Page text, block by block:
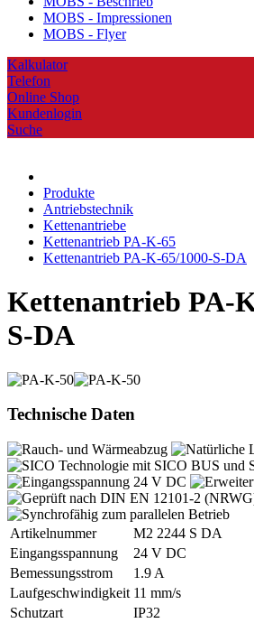
MOBS - Impressionen
MOBS - Flyer
Kalkulator
Telefon
Online Shop
Kundenlogin
Suche
Produkte
Antriebstechnik
Kettenantriebe
Kettenantrieb PA-K-65
Kettenantrieb PA-K-65/1000-S-DA
Kettenantrieb PA-
S-DA
Technische Daten
Artikelnummer
M2 2244 S DA
Eingangsspannung
24 V DC
Bemessungsstrom
1.9 A
Laufgeschwindigkeit 11 mm/s
Schutzart
IP32